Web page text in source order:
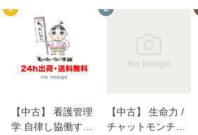
1
【中古】 看護管理
学 自律し協働する
2
【中古】 生命力 /
チャットモンチー /